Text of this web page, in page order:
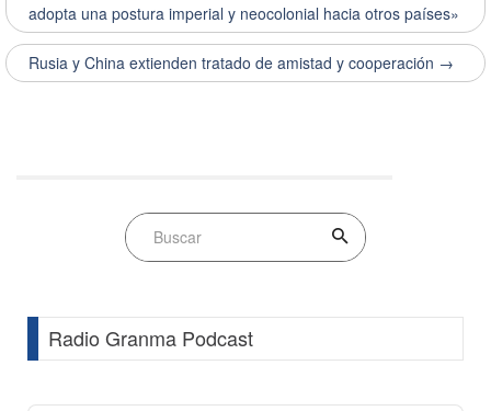
adopta una postura imperial y neocolonial hacia otros países»
Rusia y China extienden tratado de amistad y cooperación →
Radio Granma Podcast